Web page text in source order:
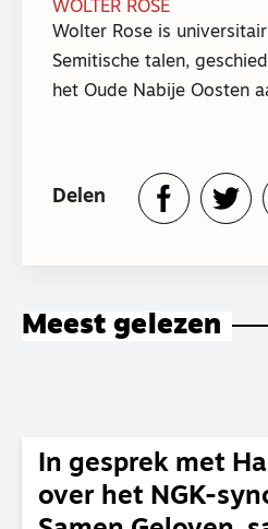
WOLTER ROSE
Wolter Rose is
Semitische talen,
het Oude Nabije Oosten
Delen
Meest gelezen
In gesprek met
over het NGK-